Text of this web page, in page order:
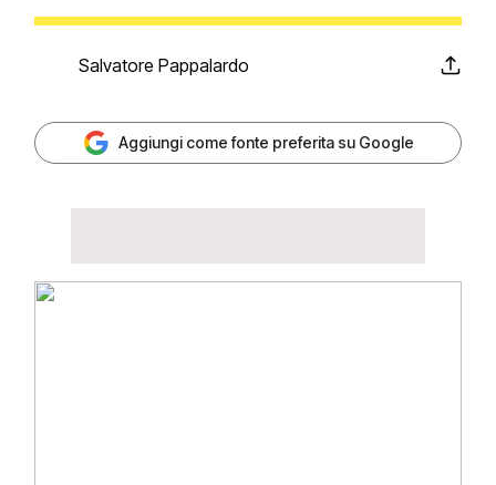
Salvatore Pappalardo
Aggiungi come fonte preferita su Google